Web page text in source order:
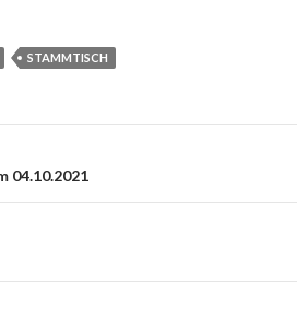
STAMMTISCH
04.10.2021